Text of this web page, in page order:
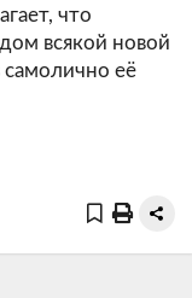
что
всякой новой
самолично её